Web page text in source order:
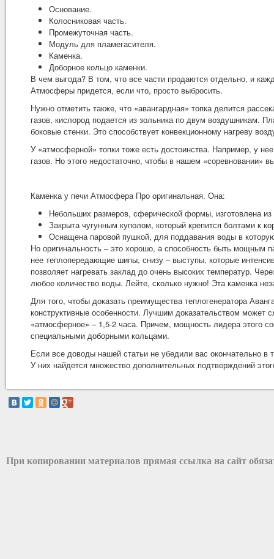
Основание.
Колосниковая часть.
Промежуточная часть.
Модуль для пламегасителя.
Каменка.
Доборное кольцо каменки.
В чем выгода? В том, что все части продаются отдельно, и
Атмосферы придется, если что, просто выбросить.
Нужно отметить также, что «авангардная» топка делится
газов, кислород подается из зольника по двум воздушникам.
боковые стенки. Это способствует конвекционному нагреву
У «атмосферной» топки тоже есть достоинства. Например, у
газов. Но этого недостаточно, чтобы в нашем «соревновании»
Каменка у печи Атмосфера Про оригинальная. Она:
Небольших размеров, сферической формы, изготовлена
Закрыта чугунным куполом, который крепится болтами к
Оснащена паровой пушкой, для поддавания воды в
Но оригинальность – это хорошо, а способность быть мощным
нее теплопередающие шипы, снизу – выступы, которые
позволяет нагревать заклад до очень высоких температур.
любое количество воды. Лейте, сколько нужно! Эта каменка
Для того, чтобы доказать преимущества теплогенератора
конструктивные особенности. Лучшим доказательством
«атмосферное» – 1,5-2 часа. Причем, мощность лидера этого
специальными доборными кольцами.
Если все доводы нашей статьи не убедили вас окончательно
У них найдется множество дополнительных подтверждений
При копировании материалов прямая ссылка на сайт